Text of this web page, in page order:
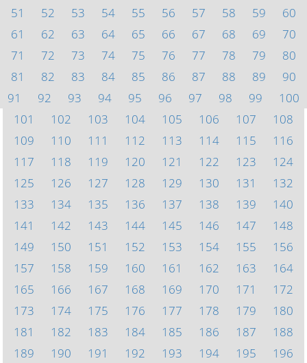
51
52 53 54 55 56 57 58 59
60
61
62 63 64 65 66 67 68 69
70
71
72 73 74 75 76 77 78 79
80
81
82 83 84 85 86 87 88 89
90
91
92 93 94 95 96 97 98 99
100
101
102 103 104 105 106 107
108
109
110 111 112 113 114 115
116
117
118 119 120 121 122 123
124
125
126 127 128 129 130 131
132
133
134 135 136 137 138 139
140
141
142 143 144 145 146 147
148
149
150 151 152 153 154 155
156
157
158 159 160 161 162 163
164
165
166 167 168 169 170 171
172
173
174 175 176 177 178 179
180
181
182 183 184 185 186 187
188
189
190 191 192 193 194 195
196